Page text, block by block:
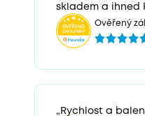
skladem a ihned
Ověřený
„Rychlost a